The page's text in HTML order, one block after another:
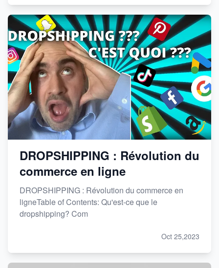
DROPSHIPPING : Révolution du
commerce en ligne
DROPSHIPPING : Révolution du commerce en
ligneTable of Contents: Qu'est-ce que le
dropshipping? Com
Oct 25,2023